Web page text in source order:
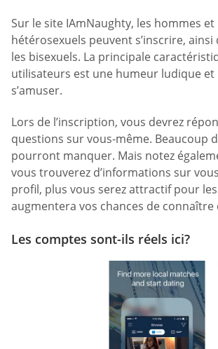
Sur le site IAmNaughty, les hommes et
hétérosexuels peuvent s’inscrire, ainsi
les bisexuels. La principale
utilisateurs est une humeur ludique et
s’amuser.
Lors de l’inscription, vous devrez
questions sur vous-même. Beaucoup
pourront manquer. Mais notez
vous trouverez d’informations sur
profil, plus vous serez attractif pour
augmentera vos chances de connaître
Les comptes sont-ils réels ici?